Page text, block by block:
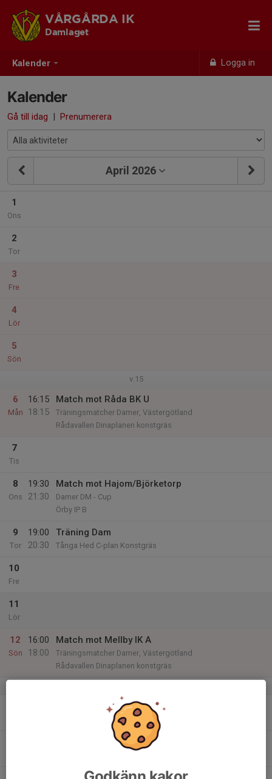
Kalender Logga in
VÅRGÅRDA IK
Damlaget
Kalender
Gå till idag | Prenumerera
April 2026
1
Ons
2
Tor
3
Fre
4
Lör
5
Sön
v.15
6
Mån
16:15
18:15
Match mot Råda BK U
Träningsmatcher Damer, Västergötland
Rådavallen Dinaplanen konstgräs
7
Tis
8
Ons
19:30
21:30
Match mot Hajom/Björketorp
Damer DM - Cup
Örby IP B
9
Tor
19:00
20:30
Träning Dam
Tånga Hed C-plan Konstgräs
10
Fre
11
Lör
12
Sön
16:00
18:00
Match mot Mellby IK A
Träningsmatcher Damer, Västergötland
Rådavallen Dinaplanen konstgräs
Träning Dam
Tånga Hed C-plan Konstgräs